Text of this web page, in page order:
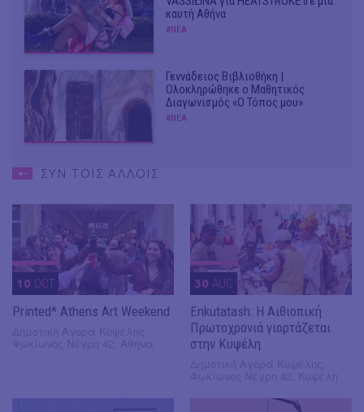
καυτή Αθήνα
#ΝΕΑ
Γεννάδειος Βιβλιοθήκη |
Ολοκληρώθηκε ο Μαθητικός
Διαγωνισμός «Ο Τόπος μου»
#ΝΕΑ
ΣΥΝ ΤΟΙΣ ΑΛΛΟΙΣ
10 OCT
Printed* Athens Art Weekend
30 AUG
Enkutatash: Η Αιθιοπική
Πρωτοχρονιά γιορτάζεται
στην Κυψέλη